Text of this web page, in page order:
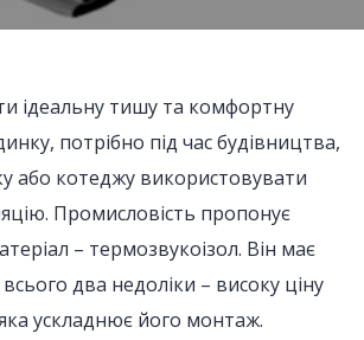
ідеальну тишу та комфортну
потрібно під час будівництва,
або котеджу використовувати
Промисловість пропонує
– термозвукоізол. Він має
всього два недоліки – високу ціну
ускладнює його монтаж.